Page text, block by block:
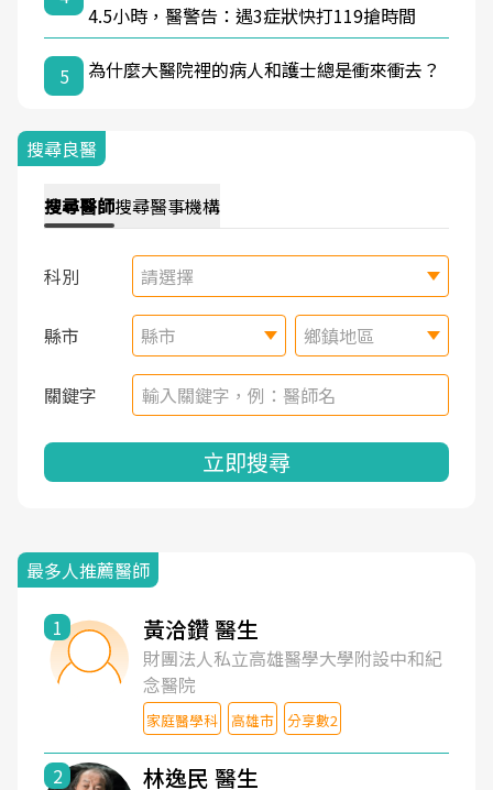
4.5小時，醫警告：遇3症狀快打119搶時間
5 為什麼大醫院裡的病人和護士總是衝來衝去？
搜尋良醫
搜尋醫師搜尋醫事機構
科別 請選擇
縣市 縣市 鄉鎮地區
關鍵字
立即搜尋
最多人推薦醫師
1 黃洽鑽 醫生
財團法人私立高雄醫學大學附設中和紀
念醫院
家庭醫學科 高雄市 分享數2
2 林逸民 醫生